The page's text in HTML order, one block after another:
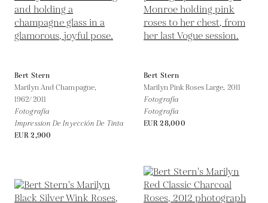
Bert Stern
Marilyn And Champagne,
1962/2011
Fotografía
Impression De Inyección De Tinta
EUR 2,900
Bert Stern
Marilyn Pink Roses Large, 2011
Fotografía
Fotografía
EUR 28,000